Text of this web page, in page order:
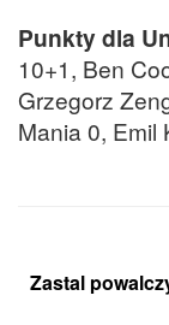
Punkty dla
10+1, Ben
Grzegorz
Mania 0, Emil
Zastal